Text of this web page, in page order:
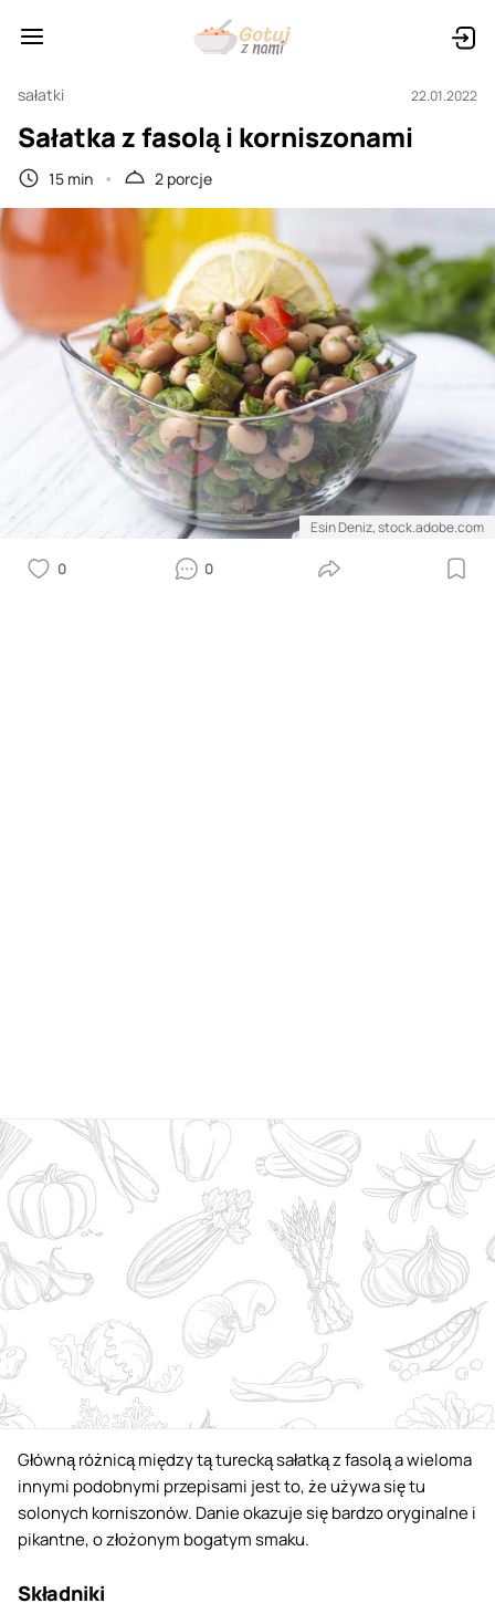
sałatki 22.01.2022
Sałatka z fasolą i korniszonami
15 min 2 porcje
Esin Deniz, stock.adobe.com
0 0
Główną różnicą między tą turecką sałatką z fasolą a wieloma
innymi podobnymi przepisami jest to, że używa się tu
solonych korniszonów. Danie okazuje się bardzo oryginalne i
pikantne, o złożonym bogatym smaku.
Składniki